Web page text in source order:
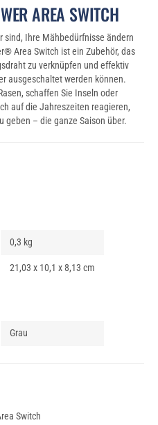
AREA SWITCH
sind, Ihre Mähbedürfnisse ändern
Area Switch ist ein Zubehör, das
zu verknüpfen und effektiv
ausgeschaltet werden können.
schaffen Sie Inseln oder
auf die Jahreszeiten reagieren,
geben – die ganze Saison über.
0,3 kg
21,03 x 10,1 x 8,13 cm
Grau
Switch